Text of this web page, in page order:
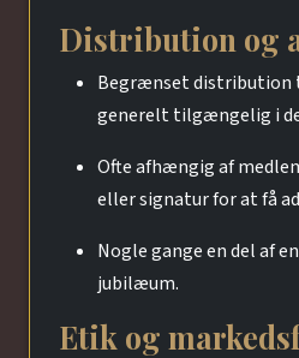
Distribution og
Begrænset distribution
generelt tilgængelig i
Ofte afhængig af
eller signatur for at få
Nogle gange en del af
jubilæum.
Etik og